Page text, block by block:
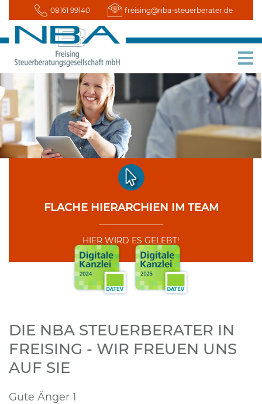
08161 99140 freising@nba-steuerberater.de
FLACHE HIERARCHIEN IM TEAM
HIER WIRD ES GELEBT!
DIE NBA STEUERBERATER IN
FREISING - WIR FREUEN UNS
AUF SIE
Gute Änger 1